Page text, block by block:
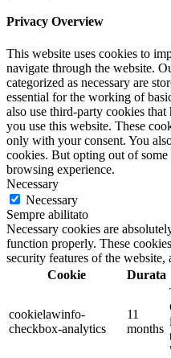
Privacy Overview
This website uses cookies to
navigate through the website.
categorized as necessary are
essential for the working of
also use third-party cookies
you use this website. These
only with your consent. You
cookies. But opting out of
browsing experience.
Necessary
Necessary
Sempre abilitato
Necessary cookies are
function properly. These
security features of the website,
Cookie
Durata
cookielawinfo-
checkbox-analytics
11
months